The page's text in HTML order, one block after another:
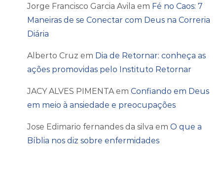
Jorge Francisco Garcia Avila em Fé no Caos: 7
Maneiras de se Conectar com Deus na Correria
Diária
Alberto Cruz em Dia de Retornar: conheça as
ações promovidas pelo Instituto Retornar
JACY ALVES PIMENTAem Confiando em Deus
em meio à ansiedade e preocupações
Jose Edimario fernandes da silva em O que a
Bíblia nos diz sobre enfermidades